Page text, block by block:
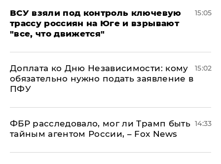
ВСУ взяли под контроль ключевую
трассу россиян на Юге и взрывают
"все, что движется"
15:05
Доплата ко Дню Независимости: кому
обязательно нужно подать заявление в
ПФУ
15:02
ФБР расследовало, мог ли Трамп быть
тайным агентом России, – Fox News
14:33